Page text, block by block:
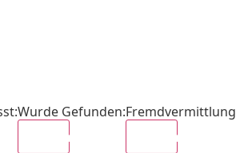
:Wurde Gefunden:Fremdvermittlung